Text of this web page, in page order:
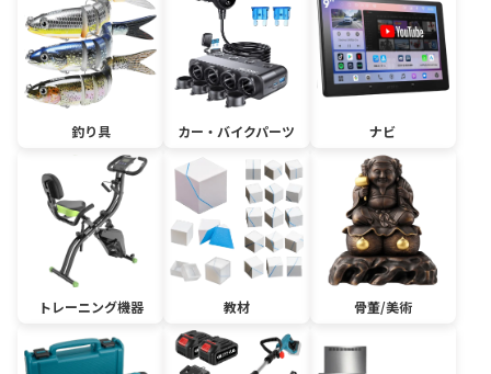
釣り具 カー・バイクパーツ ナビ
トレーニング機器 教材 骨董/美術